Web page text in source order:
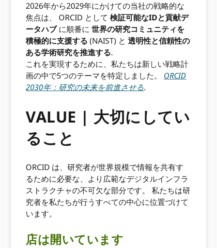
2026年から2029年にかけての当社の戦略的な
焦点は、 ORCID として検証可能なIDと貢献デ
ータハブに順番に世界の研究コミュニティを
積極的に支援する (NAIST) と透明性と信頼性の
ある学術研究を推進する.
これを実現するために、私たちは新しい戦略計
画の中で5つのテーマを特定しました。 ORCID
2030年：研究の未来を前進させる.
VALUE | 大切にしてい
ること
ORCID は、研究者が世界規模で情報を共有す
るために必要な、より広範なデジタルインフラ
ストラクチャの不可欠な部分です。 私たちは研
究者を私たちが行うすべての中心に位置づけて
います。
店は開いています